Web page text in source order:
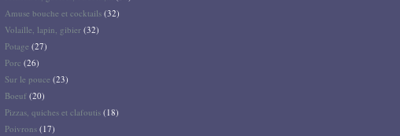
Amuse bouche et cocktails (32)
Volaille, lapin, gibier (32)
Potage (27)
Porc (26)
Sur le pouce (23)
Boeuf (20)
Pizzas, quiches et clafoutis (18)
Poivrons (17)